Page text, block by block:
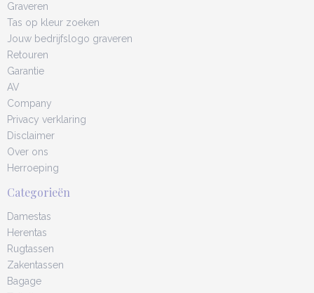
Graveren
Tas op kleur zoeken
Jouw bedrijfslogo graveren
Retouren
Garantie
AV
Company
Privacy verklaring
Disclaimer
Over ons
Herroeping
Categorieën
Damestas
Herentas
Rugtassen
Zakentassen
Bagage